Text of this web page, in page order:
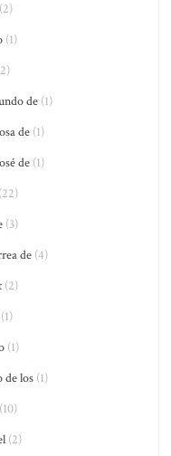
(1)
de (1)
de(1)
de(1)
(3)
de(4)
(2)
(1)
(1)
de los (1)
(2)